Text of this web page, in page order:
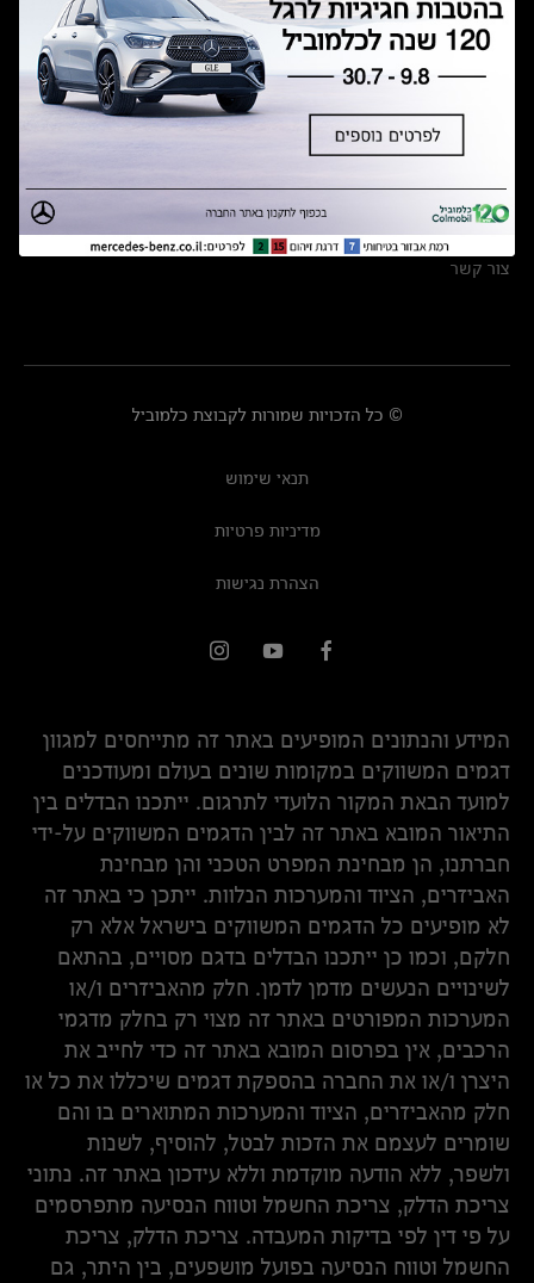
תקנון ימי מכירות 120 לכלמוביל
מצאו אותנו
אולמות תצוגה
מרכזי שירות
צור קשר
© כל הזכויות שמורות לקבוצת כלמוביל
תנאי שימוש
מדיניות פרטיות
הצהרת נגישות
המידע והנתונים המופיעים באתר זה מתייחסים למגוון
דגמים המשווקים במקומות שונים בעולם ומעודכנים
למועד הבאת המקור הלועדי לתרגום. ייתכנו הבדלים בין
התיאור המובא באתר זה לבין הדגמים המשווקים על-ידי
חברתנו, הן מבחינת המפרט הטכני והן מבחינת
האביזרים, הציוד והמערכות הנלוות. ייתכן כי באתר זה
לא מופיעים כל הדגמים המשווקים בישראל אלא רק
חלקם, וכמו כן ייתכנו הבדלים בדגם מסויים, בהתאם
לשינויים הנעשים מדמן לדמן. חלק מהאביזרים ו/או
המערכות המפורטים באתר זה מצוי רק בחלק מדגמי
הרכבים, אין בפרסום המובא באתר זה כדי לחייב את
היצרן ו/או את החברה בהספקת דגמים שיכללו את כל או
חלק מהאביזרים, הציוד והמערכות המתוארים בו והם
שומרים לעצמם את הזכות לבטל, להוסיף, לשנות
ולשפר, ללא הודעה מוקדמת וללא עידכון באתר זה. נתוני
צריכת הדלק, צריכת החשמל וטווח הנסיעה מתפרסמים
על פי דין לפי בדיקות המעבדה. צריכת הדלק, צריכת
החשמל וטווח הנסיעה בפועל מושפעים, בין היתר, גם